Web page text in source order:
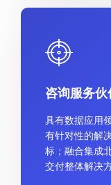
咨询服务伙
具有数据应用
有针对性的解
标；融合集成
交付整体解决方